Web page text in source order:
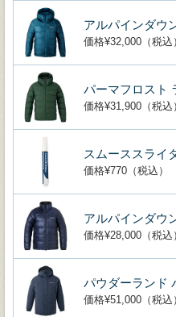
アルパインダウ
価格¥32,000（税込
パーマフロスト
価格¥31,900（税込
スムーススライ
価格¥770（税込）
アルパインダウ
価格¥28,000（税込
パウダーランド
価格¥51,000（税込